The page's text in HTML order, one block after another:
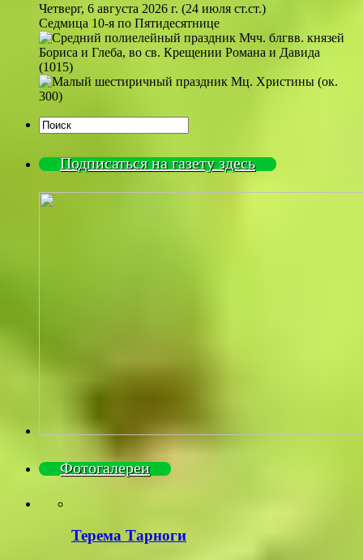
Четверг, 6 августа 2026 г. (24 июля ст.ст.)
Седмица 10-я по Пятидесятнице
Мчч. блгвв. князей
Бориса и Глеба, во св. Крещении Романа и Давида
(1015)
Мц. Христины (ок.
300)
Подписаться на газету здесь
Фотогалереи
Терема Тарноги